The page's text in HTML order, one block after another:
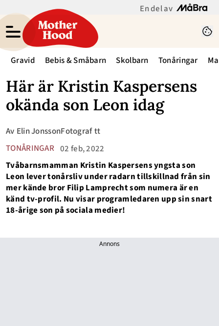
En del av
Gravid Bebis & Småbarn Skolbarn Tonåringar
Här är Kristin Kaspersens
okända son Leon idag
TONÅRINGAR 02 feb, 2022
Av Elin JonssonFotograftt
Tvåbarnsmamman Kristin Kaspersens yngsta son
Leon lever tonårsliv under radarn tillskillnad från sin
mer kände bror Filip Lamprecht som numera är en
känd tv-profil. Nu visar programledaren upp sin snart
18-årige son på sociala medier!
Annons